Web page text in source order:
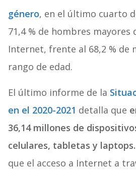
género, en el último cuarto
71,4 % de hombres mayores
Internet, frente al 68,2 % de
rango de edad.
El último informe de la
en el 2020-2021 detalla que
36,14 millones de
celulares, tabletas y laptops.
que el acceso a Internet a